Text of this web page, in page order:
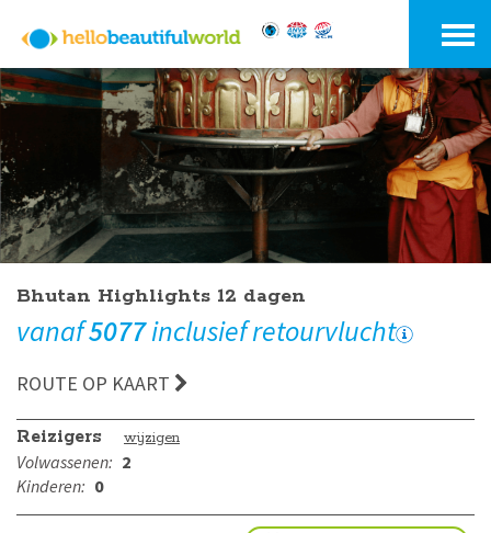
Bhutan Highlights 12 dagen
vanaf5077inclusief retourvlucht
ROUTE OP KAART
Reizigers wijzigen
Volwassenen: 2
Kinderen: 0